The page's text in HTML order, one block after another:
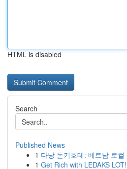
HTML is disabled
Search
Published News
1 다낭 돈키호테: 베트남 로
1 Get Rich with LEDAKS LOT!